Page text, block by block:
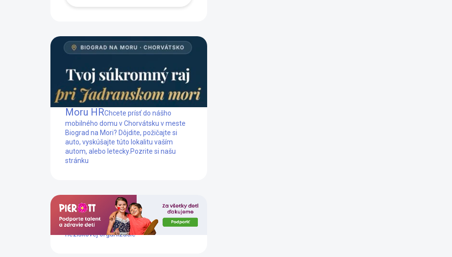
Mobilný dom Biograd na
Moru HRChcete prísť do nášho
mobilného domu v Chorvátsku v meste
Biograd na Mori? Dôjdite, požičajte si
auto, vyskúšajte túto lokalitu vaším
autom, alebo letecky. Pozrite si našu
stránku
Dlhoročne podporujeme prácu tejto
neziskovej organizácie